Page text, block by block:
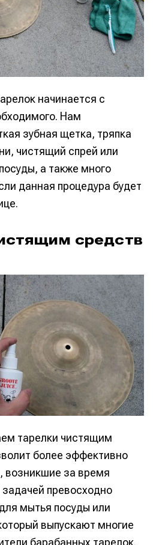
начинается с
Нам
зубная щетка, тряпка
чистящий спрей или
а также много
данная процедура будет
средств
тарелки чистящим
более эффективно
возникшие за время
превосходно
мытья посуды или
выпускают многие